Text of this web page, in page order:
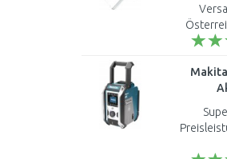
DAB,
USB
10,8/